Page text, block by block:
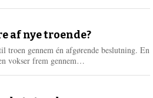
af nye troende?
troen gennem én afgørende beslutning. En
vokser frem gennem…